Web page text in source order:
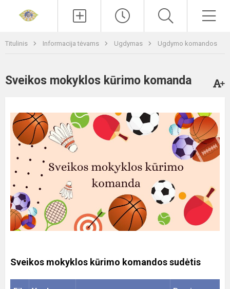
Titulinis Informacija tėvams Ugdymas Ugdymo komandos
Sveikos mokyklos kūrimo komanda
Sveikos mokyklos kūrimo komandos sudėtis